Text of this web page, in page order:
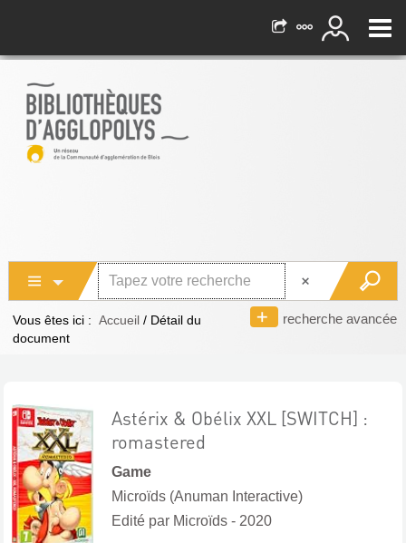
recherche avancée
Vous êtes ici : Accueil / Détail du
document
Astérix & Obélix XXL [SWITCH] :
romastered
Game
Microïds (Anuman Interactive)
Edité par Microïds - 2020